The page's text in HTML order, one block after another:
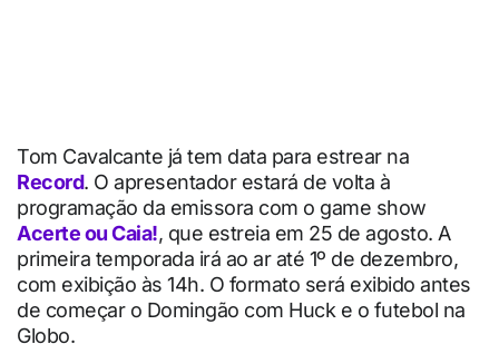
Tom Cavalcante já tem data para estrear na
Record. O apresentador estará de volta à
programação da emissora com o game show
Acerte ou Caia!, que estreia em 25 de agosto. A
primeira temporada irá ao ar até 1º de dezembro,
com exibição às 14h. O formato será exibido antes
de começar o Domingão com Huck e o futebol na
Globo.